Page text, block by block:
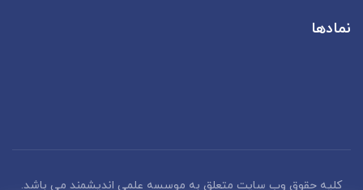
نمادها
کلیه حقوق وب سایت متعلق به موسسه علمی اندیشمند می باشد.